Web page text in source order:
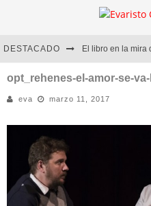
DESTACADO
Marcelo Rubio |
Diego Meret |
opt_rehenes-el-amor-se-
eva marzo 11, 2017